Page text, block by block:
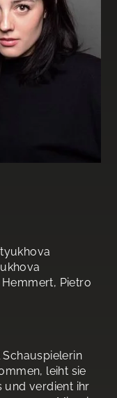
Pietro
leiht sie
und verdient ihr